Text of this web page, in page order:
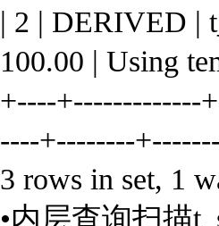
| 2 | DERIVED |
100.00 | Using
+----+-------------
----+--------
3 rows in set, 1
•内层查询扫描